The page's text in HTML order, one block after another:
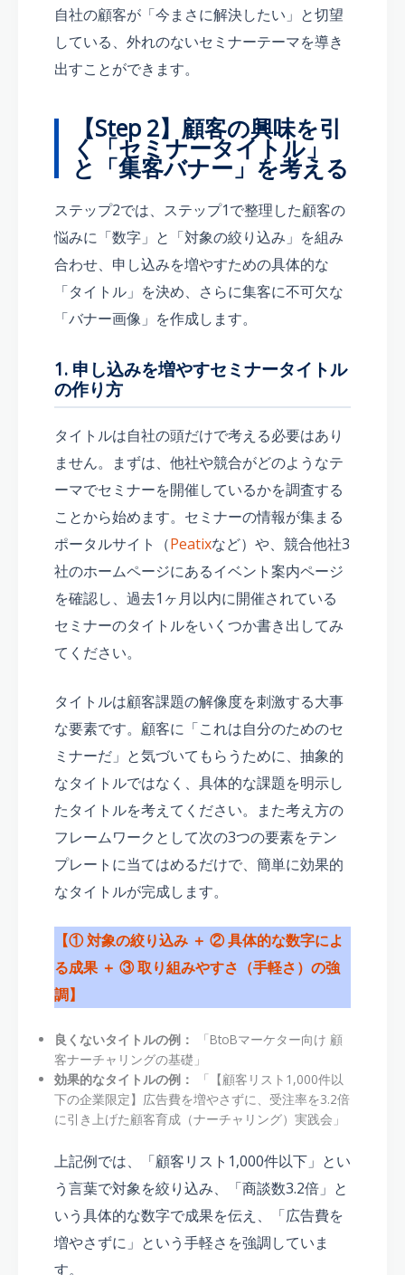
自社の顧客が「今まさに解決したい」と切望
している、外れのないセミナーテーマを導き
出すことができます。
【Step 2】顧客の興味を引
く「セミナータイトル」
と「集客バナー」を考える
ステップ2では、ステップ1で整理した顧客の
悩みに「数字」と「対象の絞り込み」を組み
合わせ、申し込みを増やすための具体的な
「タイトル」を決め、さらに集客に不可欠な
「バナー画像」を作成します。
1. 申し込みを増やすセミナータイトル
の作り方
タイトルは自社の頭だけで考える必要はあり
ません。まずは、他社や競合がどのようなテ
ーマでセミナーを開催しているかを調査する
ことから始めます。セミナーの情報が集まる
ポータルサイト（Peatixなど）や、競合他社3
社のホームページにあるイベント案内ページ
を確認し、過去1ヶ月以内に開催されている
セミナーのタイトルをいくつか書き出してみ
てください。
タイトルは顧客課題の解像度を刺激する大事
な要素です。顧客に「これは自分のためのセ
ミナーだ」と気づいてもらうために、抽象的
なタイトルではなく、具体的な課題を明示し
たタイトルを考えてください。また考え方の
フレームワークとして次の3つの要素をテン
プレートに当てはめるだけで、簡単に効果的
なタイトルが完成します。
【① 対象の絞り込み ＋ ② 具体的な数字によ
る成果 ＋ ③ 取り組みやすさ（手軽さ）の強
調】
良くないタイトルの例：
「BtoBマーケター向け 顧
客ナーチャリングの基礎」
効果的なタイトルの例：
「【顧客リスト1,000件以
下の企業限定】広告費を増やさずに、受注率を3.2倍
に引き上げた顧客育成（ナーチャリング）実践会」
上記例では、「顧客リスト1,000件以下」とい
う言葉で対象を絞り込み、「商談数3.2倍」と
いう具体的な数字で成果を伝え、「広告費を
増やさずに」という手軽さを強調していま
す。